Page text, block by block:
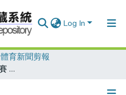
Log In
體育新聞剪報
中華汽車國際馬拉松比賽 拉奇普歐夫稱王 胡秀英忍著熱衰竭封后/林義傑、查理恩格 人氣超旺